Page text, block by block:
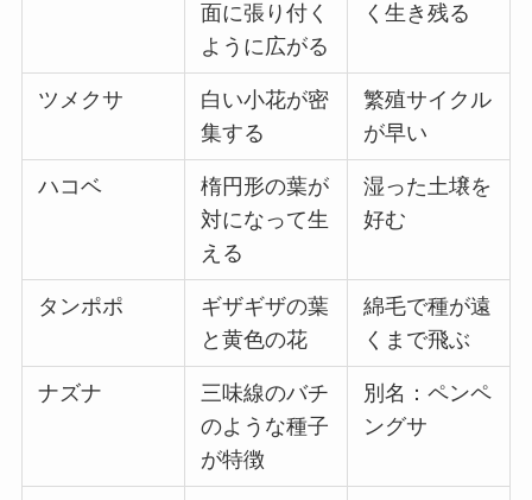
面に張り付く
ように広がる
く生き残る
ツメクサ
白い小花が密
集する
繁殖サイクル
が早い
ハコベ
楕円形の葉が
対になって生
える
湿った土壌を
好む
タンポポ
ギザギザの葉
と黄色の花
綿毛で種が遠
くまで飛ぶ
ナズナ
三味線のバチ
のような種子
が特徴
別名：ペンペ
ングサ